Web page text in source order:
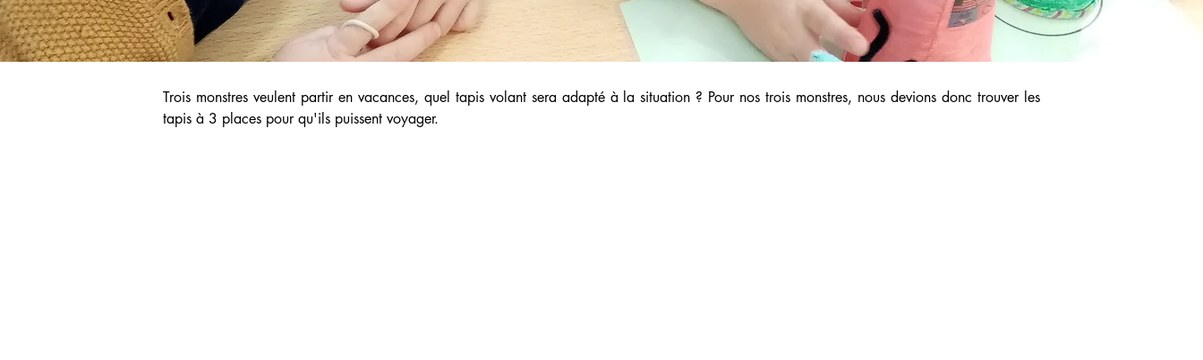
Trois monstres veulent partir en vacances, quel tapis volant sera adapté à la situation ? Pour nos trois monstres, nous devions donc trouver les
tapis à 3 places pour qu'ils puissent voyager.